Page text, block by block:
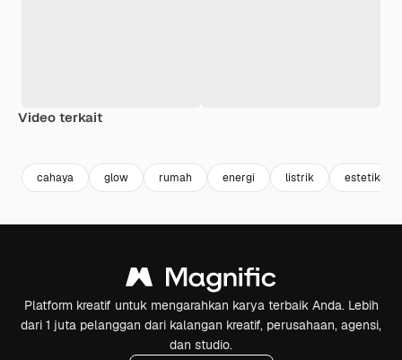
Video terkait
cahaya glow rumah energi listrik estetika
Platform kreatif untuk mengarahkan karya terbaik Anda. Lebih
dari 1 juta pelanggan dari kalangan kreatif, perusahaan, agensi,
dan studio.